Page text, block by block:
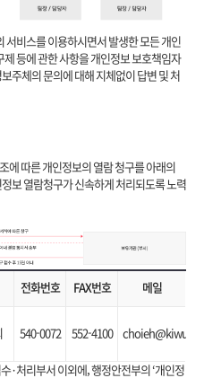
비스를 이용하시면서 발생한 모든 개인
등에 관한 사항을 개인정보 보호책임자
주체의 문의에 대해 지체없이 답변 및 처
따른 개인정보의 열람 청구를 아래의
보 열람청구가 신속하게 처리되도록 노력
전화번호 FAX번호 메일
540-0072 552-4100
·처리부서 이외에, 행정안전부의 ‘개인정